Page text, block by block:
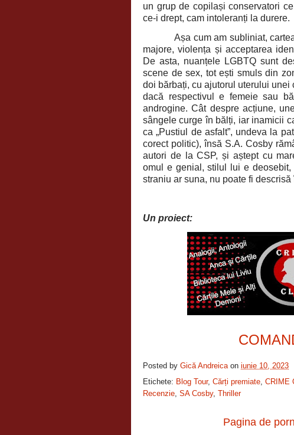
un grup de copilași conservatori
ce-i drept, cam intoleranți la durere.
Așa cum am subliniat, cartea
majore, violența și acceptarea
De asta, nuanțele LGBTQ sunt
scene de sex, tot ești smuls din
doi bărbați, cu ajutorul uterului
dacă respectivul e femeie sau
androgine. Cât despre acțiune,
sângele curge în bălți, iar inamicii
ca „Pustiul de asfalt”, undeva la
corect politic), însă S.A. Cosby
autori de la CSP, și aștept cu
omul e genial, stilul lui e
straniu ar suna, nu poate fi descrisă
Un proiect:
Posted by Gică Andreica on iunie 10, 2023
Etichete: Blog Tour, Cărți premiate, CRIME
Recenzie, SA Cosby, Thriller
Pagina de